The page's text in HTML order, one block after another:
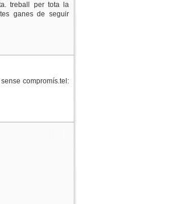
treball per tota la
ganes de seguir
compromís.tel: